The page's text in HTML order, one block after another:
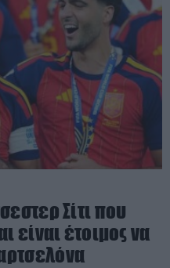
Σίτι που
είναι έτοιμος να